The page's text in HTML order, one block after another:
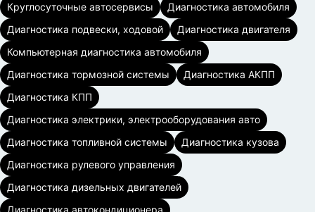
Круглосуточные автосервисы
Диагностика автомобиля
Диагностика подвески, ходовой
Диагностика двигателя
Компьютерная диагностика автомобиля
Диагностика тормозной системы
Диагностика АКПП
Диагностика КПП
Диагностика электрики, электрооборудования авто
Диагностика топливной системы
Диагностика кузова
Диагностика рулевого управления
Диагностика дизельных двигателей
Диагностика автокондиционера